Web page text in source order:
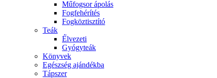
Műfogsor ápolás
Fogfehérítés
Fogköztisztító
Teák
É́lvezeti
Gyógyteák
Könyvek
Egészség ajándékba
Tápszer